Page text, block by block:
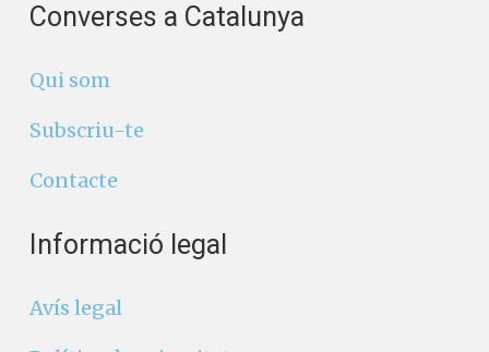
Converses a Catalunya
Qui som
Subscriu-te
Contacte
Informació legal
Avís legal